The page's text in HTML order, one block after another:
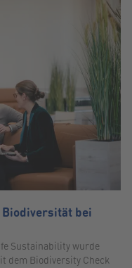
Biodiversität bei
Sustainability wurde
dem Biodiversity Check